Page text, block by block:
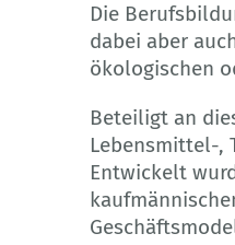
Die
dabei aber
ökologischen
Beteiligt an
Lebensmittel-,
Entwickelt